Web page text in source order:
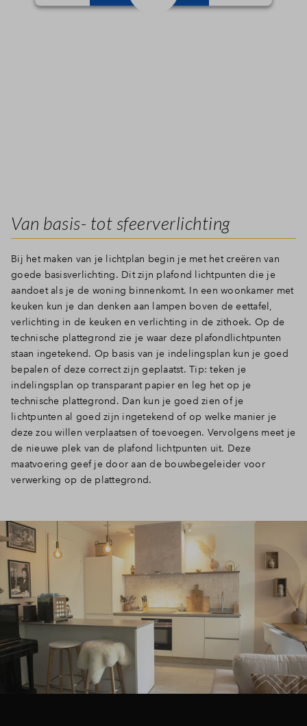
Van basis- tot sfeerverlichting
Bij het maken van je lichtplan begin je met het creëren van
goede basisverlichting. Dit zijn plafond lichtpunten die je
aandoet als je de woning binnenkomt. In een woonkamer met
keuken kun je dan denken aan lampen boven de eettafel,
verlichting in de keuken en verlichting in de zithoek. Op de
technische plattegrond zie je waar deze plafondlichtpunten
staan ingetekend. Op basis van je indelingsplan kun je goed
bepalen of deze correct zijn geplaatst. Tip: teken je
indelingsplan op transparant papier en leg het op je
technische plattegrond. Dan kun je goed zien of je
lichtpunten al goed zijn ingetekend of op welke manier je
deze zou willen verplaatsen of toevoegen. Vervolgens meet je
de nieuwe plek van de plafond lichtpunten uit. Deze
maatvoering geef je door aan de bouwbegeleider voor
verwerking op de plattegrond.